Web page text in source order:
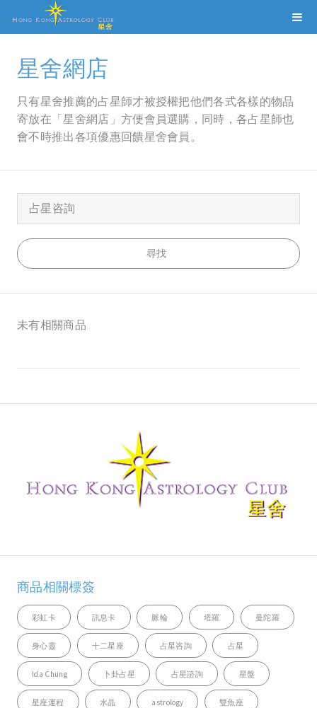
星舍網店
只有星舍推薦的占星師才被授權把他們各式各樣的物品
寄放在「星舍網店」方便會員選購，同時，各占星師也
會不時推出各項優惠回饋星舍會員。
未有相關商品
商品相關標簽
彩虹卡 訊息卡 脈輪 塔羅 曼陀羅
身心靈 十二星座 占星咨詢 占星
Ida Chung 卜卦占星 占星諮詢 星盤
星座運程 水晶 astrology 雙魚座